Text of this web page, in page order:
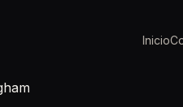
Inicio